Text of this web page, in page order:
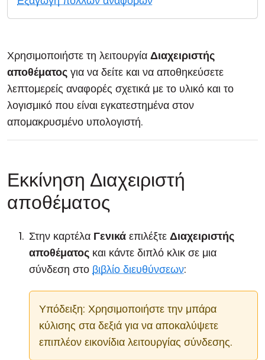
Χρησιμοποιήστε τη λειτουργία Διαχειριστής
αποθέματος για να δείτε και να αποθηκεύσετε
λεπτομερείς αναφορές σχετικά με το υλικό και το
λογισμικό που είναι εγκατεστημένα στον
απομακρυσμένο υπολογιστή.
Εκκίνηση Διαχειριστή
αποθέματος
Στην καρτέλα Γενικά επιλέξτε Διαχειριστής
αποθέματος και κάντε διπλό κλικ σε μια
σύνδεση στο βιβλίο διευθύνσεων:
Υπόδειξη: Χρησιμοποιήστε την μπάρα
κύλισης στα δεξιά για να αποκαλύψετε
επιπλέον εικονίδια λειτουργίας σύνδεσης.
Cloud & Τοπική Εγκατάσταση